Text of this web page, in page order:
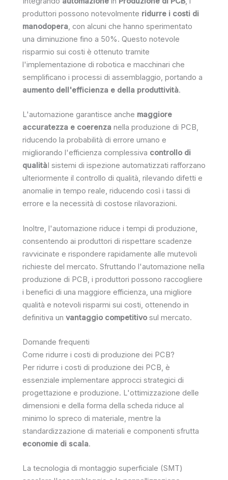
produttori possono notevolmente ridurre i costi di
manodopera, con alcuni che hanno sperimentato
una diminuzione fino a 50%. Questo notevole
risparmio sui costi è ottenuto tramite
l'implementazione di robotica e macchinari che
semplificano i processi di assemblaggio, portando a
aumento dell'efficienza e della produttività.
L'automazione garantisce anche maggiore
accuratezza e coerenza nella produzione di PCB,
riducendo la probabilità di errore umano e
migliorando l'efficienza complessiva controllo di
qualità I sistemi di ispezione automatizzati rafforzano
ulteriormente il controllo di qualità, rilevando difetti e
anomalie in tempo reale, riducendo così i tassi di
errore e la necessità di costose rilavorazioni.
Inoltre, l'automazione riduce i tempi di produzione,
consentendo ai produttori di rispettare scadenze
ravvicinate e rispondere rapidamente alle mutevoli
richieste del mercato. Sfruttando l'automazione nella
produzione di PCB, i produttori possono raccogliere
i benefici di una maggiore efficienza, una migliore
qualità e notevoli risparmi sui costi, ottenendo in
definitiva un vantaggio competitivo sul mercato.
Domande frequenti
Come ridurre i costi di produzione dei PCB?
Per ridurre i costi di produzione dei PCB, è
essenziale implementare approcci strategici di
progettazione e produzione. L'ottimizzazione delle
dimensioni e della forma della scheda riduce al
minimo lo spreco di materiale, mentre la
standardizzazione di materiali e componenti sfrutta
economie di scala.
La tecnologia di montaggio superficiale (SMT)